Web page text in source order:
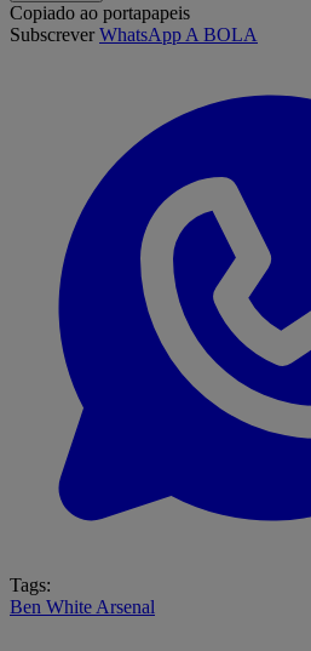
Copiado ao portapapeis
SubscreverWhatsApp A BOLA
Tags:
Ben White Arsenal